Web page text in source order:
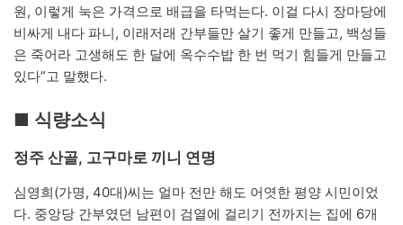
원, 이렇게 눅은 가격으로 배급을 타먹는다. 이걸 다시 장마당에
비싸게 내다 파니, 이래저래 간부들만 살기 좋게 만들고, 백성들
은 죽어라 고생해도 한 달에 옥수수밥 한 번 먹기 힘들게 만들고
있다”고 말했다.
■ 식량소식
정주 산골, 고구마로 끼니 연명
심영희(가명, 40대)씨는 얼마 전만 해도 어엿한 평양 시민이었
다. 중앙당 간부였던 남편이 검열에 걸리기 전까지는 집에 6개